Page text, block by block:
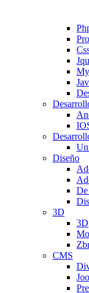
Diseño
3D
3D
CMS